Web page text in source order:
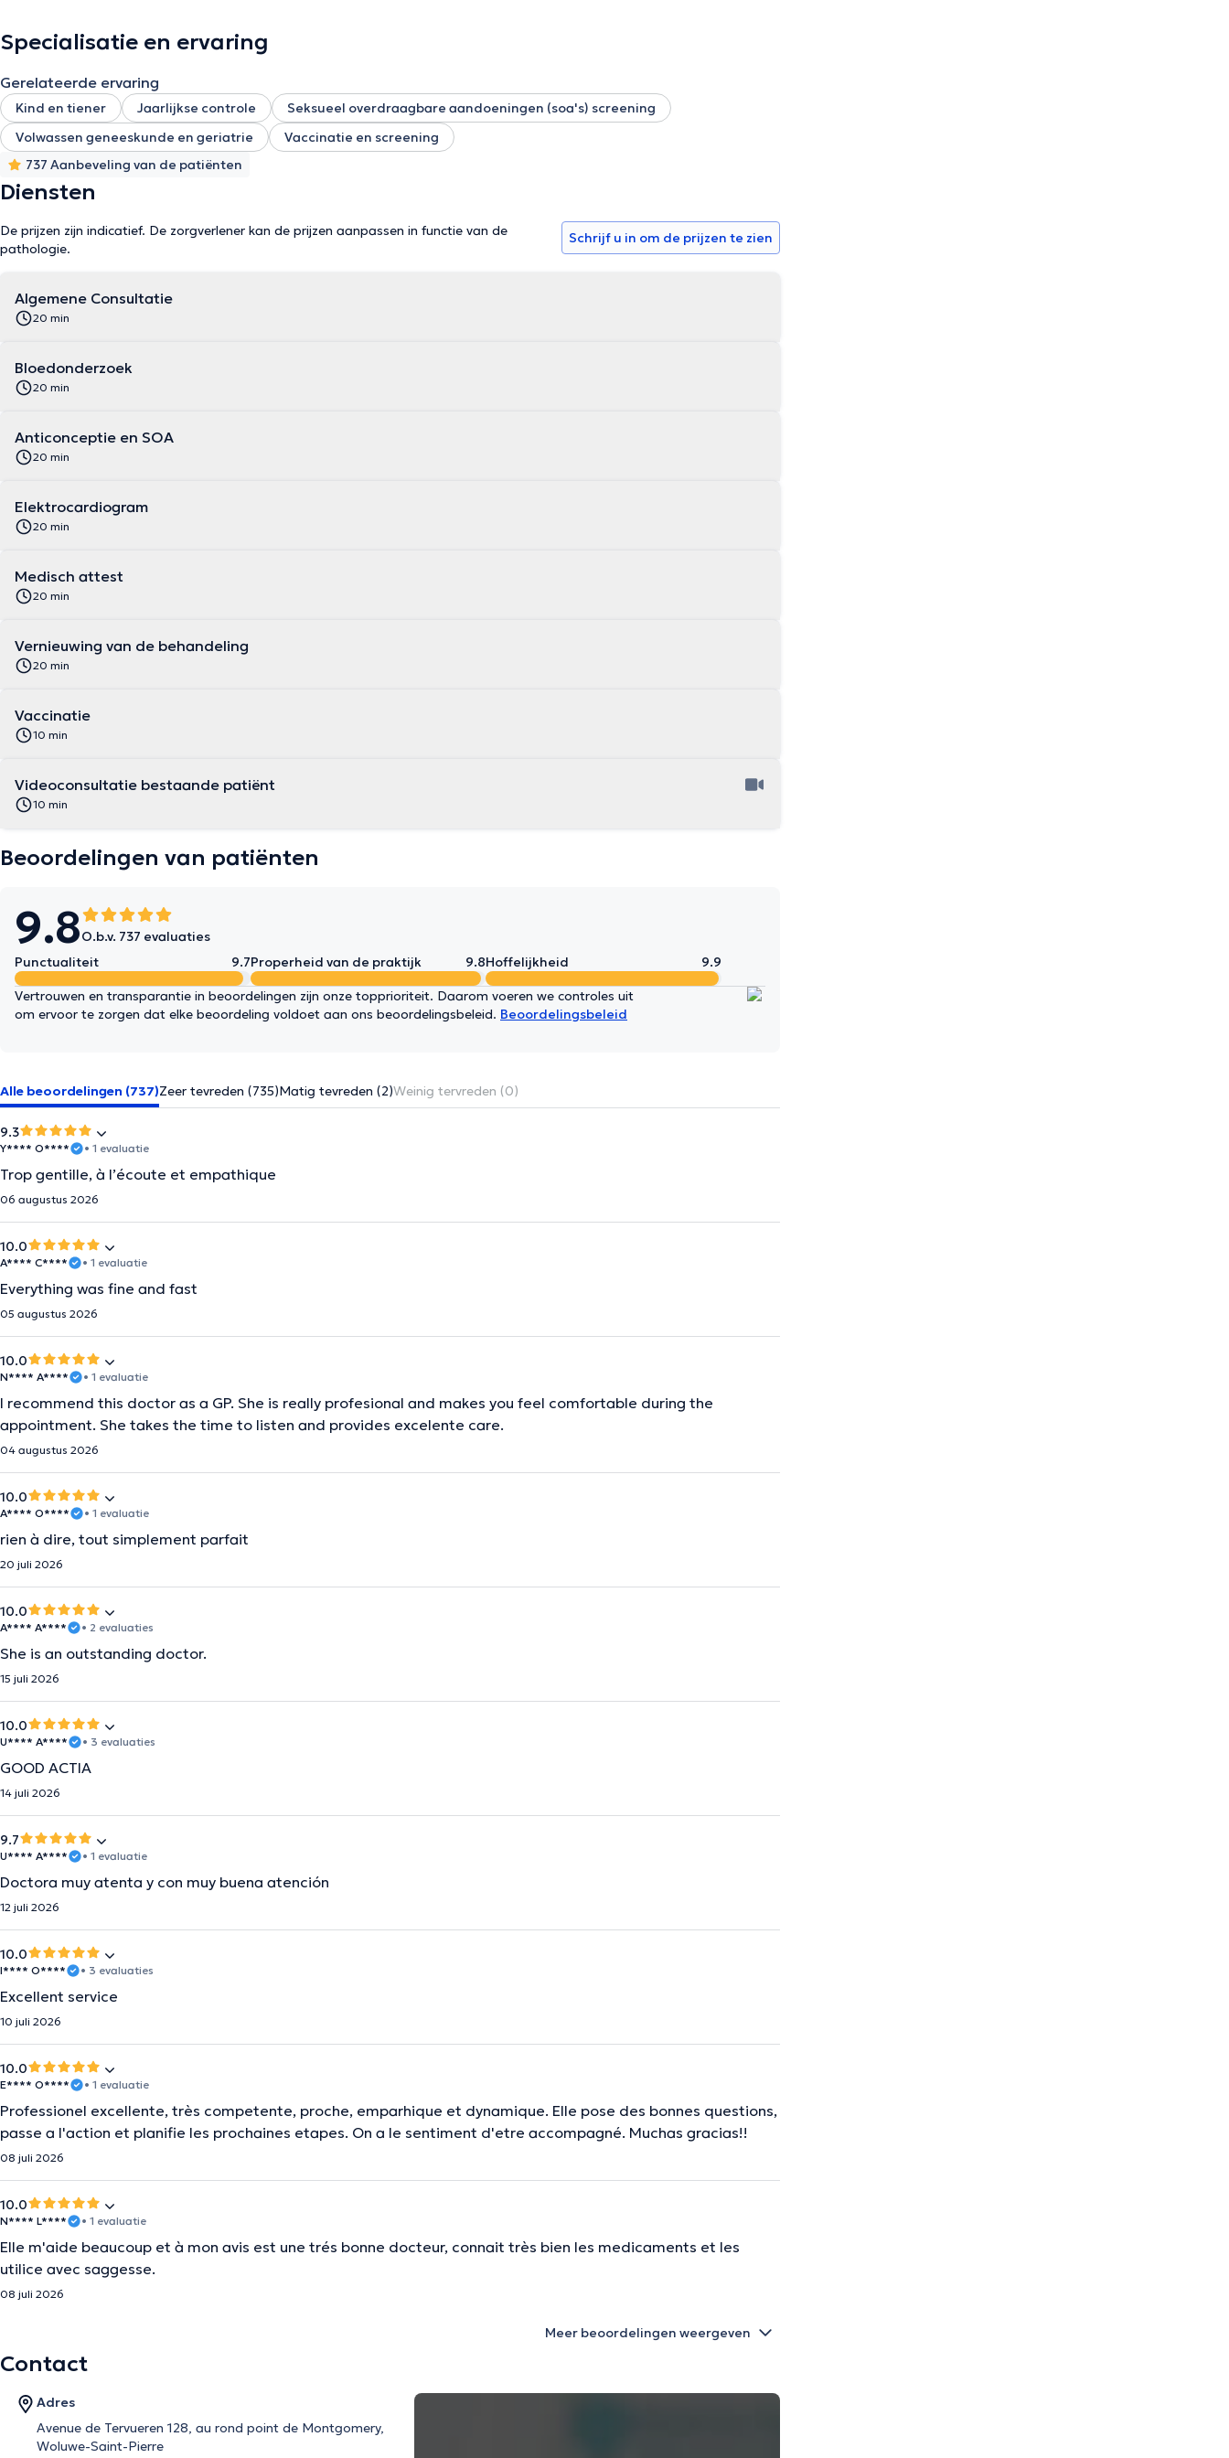
Specialisatie en ervaring
Gerelateerde ervaring
Kind en tiener Jaarlijkse controle
Seksueel overdraagbare aandoeningen (soa's) screening
Volwassen geneeskunde en geriatrie
Vaccinatie en screening
737 Aanbeveling van de patiënten
Diensten
De prijzen zijn indicatief. De zorgverlener kan de prijzen aanpassen in functie van de
pathologie.
Schrijf u in om de prijzen te zien
Algemene Consultatie
20 min
Bloedonderzoek
20 min
Anticonceptie en SOA
20 min
Elektrocardiogram
20 min
Medisch attest
20 min
Vernieuwing van de behandeling
20 min
Vaccinatie
10 min
Videoconsultatie bestaande patiënt
10 min
Beoordelingen van patiënten
9.8O.b.v. 737 evaluaties
Punctualiteit
9.7Properheid van de praktijk 9.8Hoffelijkheid 9.9
Vertrouwen en transparantie in beoordelingen zijn onze topprioriteit. Daarom voeren we controles uit
om ervoor te zorgen dat elke beoordeling voldoet aan ons beoordelingsbeleid. Beoordelingsbeleid
Alle beoordelingen (737)Zeer tevreden (735)Matig tevreden (2)Weinig tervreden (0)
9.3
Y**** O**** • 1 evaluatie
Trop gentille, à l’écoute et empathique
06 augustus 2026
10.0
A**** C**** • 1 evaluatie
Everything was fine and fast
05 augustus 2026
10.0
N**** A**** • 1 evaluatie
I recommend this doctor as a GP. She is really profesional and makes you feel comfortable during the
appointment. She takes the time to listen and provides excelente care.
04 augustus 2026
10.0
A**** O**** • 1 evaluatie
rien à dire, tout simplement parfait
20 juli 2026
10.0
A**** A**** • 2 evaluaties
She is an outstanding doctor.
15 juli 2026
10.0
U**** A**** • 3 evaluaties
GOOD ACTIA
14 juli 2026
9.7
U**** A**** • 1 evaluatie
Doctora muy atenta y con muy buena atención
12 juli 2026
10.0
I**** O**** • 3 evaluaties
Excellent service
10 juli 2026
10.0
E**** O**** • 1 evaluatie
Professionel excellente, très competente, proche, emparhique et dynamique. Elle pose des bonnes questions,
passe a l'action et planifie les prochaines etapes. On a le sentiment d'etre accompagné. Muchas gracias!!
08 juli 2026
10.0
N**** L**** • 1 evaluatie
Elle m'aide beaucoup et à mon avis est une trés bonne docteur, connait très bien les medicaments et les
utilice avec saggesse.
08 juli 2026
Meer beoordelingen weergeven
Contact
Adres
Avenue de Tervueren 128, au rond point de Montgomery,
Woluwe-Saint-Pierre